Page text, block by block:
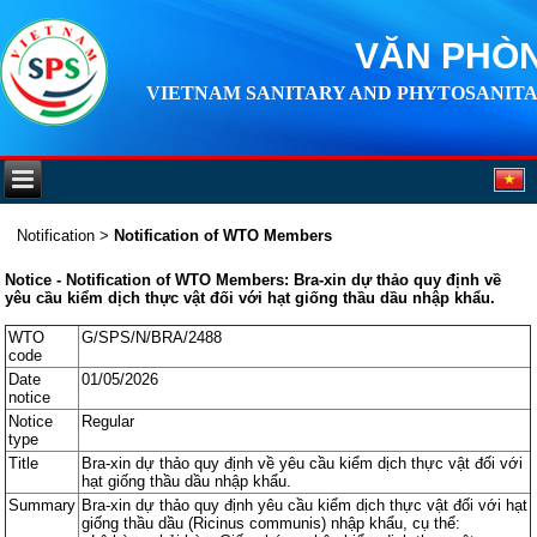
VĂN
VIETNAM SANITARY AND
Notification > Notification of WTO Members
Notice - Notification of WTO Members: Bra-xin dự thảo quy định về
yêu cầu kiểm dịch thực vật đối với hạt giống thầu dầu nhập khẩu.
WTO
code
G/SPS/N/BRA/2488
Date
notice
01/05/2026
Notice
type
Regular
Title
Bra-xin dự thảo quy định về yêu cầu kiểm dịch thực vật đối với
hạt giống thầu dầu nhập khẩu.
Summary Bra-xin dự thảo quy định yêu cầu kiểm dịch thực vật đối với hạt
giống thầu dầu (Ricinus communis) nhập khẩu, cụ thể: